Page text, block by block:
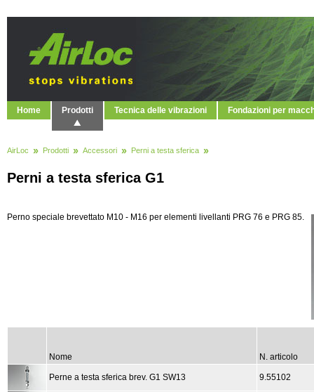
Home Prodotti Tecnica delle vibrazioni Fondazioni per
AirLoc Prodotti Accessori Perni a testa sferica
Perni a testa sferica G1
Perno speciale brevettato M10 - M16 per elementi livellanti PRG 76 e PRG 85.
Nome N. articolo
Perne a testa sferica brev. G1 SW13 9.55102